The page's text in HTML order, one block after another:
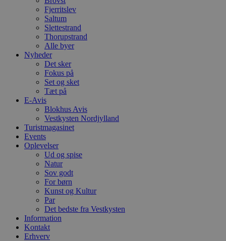
Fjerritslev
Saltum
Slettestrand
Thorupstrand
Alle byer
Nyheder
Det sker
Fokus på
Set og sket
Tæt på
E-Avis
Blokhus Avis
Vestkysten Nordjylland
Turistmagasinet
Events
Oplevelser
Ud og spise
Natur
Sov godt
For børn
Kunst og Kultur
Par
Det bedste fra Vestkysten
Information
Kontakt
Erhverv